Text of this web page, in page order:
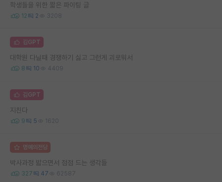
학생들을 위한 짧은 파이팅 글
12 2 3208
김GPT
대학원 다닐때 경쟁하기 싫고 그런게 괴로워서
8 10 4409
김GPT
지친다
9 5 1620
명예의전당
박사과정 밟으면서 점점 드는 생각들
327 47 62587